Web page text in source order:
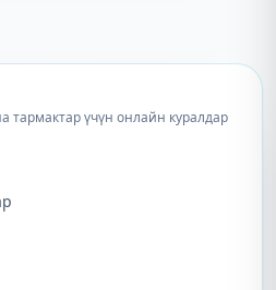
тармактар ​​үчүн онлайн куралдар